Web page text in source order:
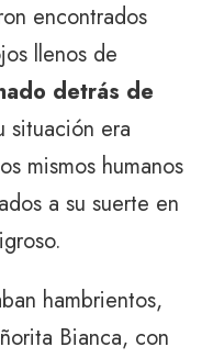
encontrados
llenos de
detrás de
situación era
mismos humanos
a su suerte en
hambrientos,
Bianca, con